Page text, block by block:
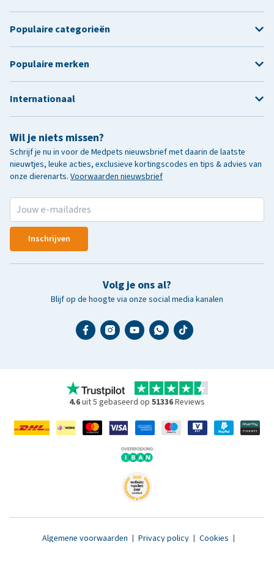
Wil je niets missen?
Schrijf je nu in voor de Medpets nieuwsbrief met daarin de laatste
nieuwtjes, leuke acties, exclusieve kortingscodes en tips & advies van
onze dierenarts. Voorwaarden nieuwsbrief
Inschrijven
Volg je ons al?
Blijf op de hoogte via onze social media kanalen
Populaire categorieën
Populaire merken
Internationaal
4.6uit 5 gebaseerd op 51336Reviews
Algemene voorwaarden | Privacy policy | Cookies |